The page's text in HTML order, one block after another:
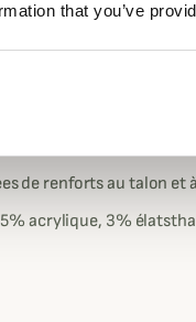
that you’ve
chaussettes
et une excellente
de renforts au talon et
acrylique, 3%